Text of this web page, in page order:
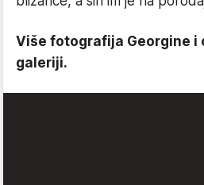
Više fotografija Georgine i
galeriji.